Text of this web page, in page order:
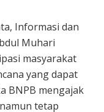
Informasi dan
Muhari
masyarakat
yang dapat
BNPB mengajak
tetap